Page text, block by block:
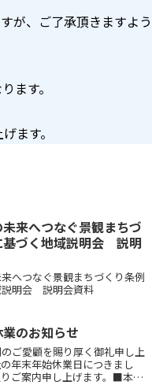
が、ご了承頂きますよう
ます。
ます。
来へつなぐ景観まちづ
基づく地域説明会 説明
へつなぐ景観まちづくり条例
説明会 説明会資料
のお知らせ
ご愛顧を賜り厚く御礼申し上
年末年始休業日につきまし
ご案内申し上げます。■本社